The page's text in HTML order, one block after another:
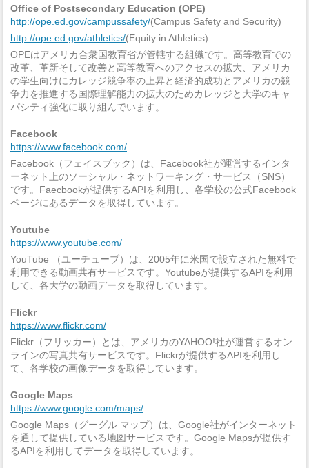
Office of Postsecondary Education (OPE)
http://ope.ed.gov/campussafety/(Campus Safety and Security)
http://ope.ed.gov/athletics/(Equity in Athletics)
OPEはアメリカ合衆国教育省が管轄する組織です。高等教育での
改革、革新そして改善と高等教育へのアクセスの拡大、アメリカ
の学生向けにカレッジ競争率の上昇と経済的成功とアメリカの競
争力を推進する国際理解能力の拡大のためカレッジと大学のキャ
パシティ強化に取り組んでいます。
Facebook
https://www.facebook.com/
Facebook（フェイスブック）は、Facebook社が運営するインタ
ーネット上のソーシャル・ネットワーキング・サービス（SNS）
です。Faecbookが提供するAPIを利用し、各学校の公式Facebook
ページにあるデータを取得しています。
Youtube
https://www.youtube.com/
YouTube （ユーチューブ）は、2005年に米国で設立された無料で
利用できる動画共有サービスです。Youtubeが提供するAPIを利用
して、各大学の動画データを取得しています。
Flickr
https://www.flickr.com/
Flickr（フリッカー）とは、アメリカのYAHOO!社が運営するオン
ラインの写真共有サービスです。Flickrが提供するAPIを利用し
て、各学校の画像データを取得しています。
Google Maps
https://www.google.com/maps/
Google Maps（グーグル マップ）は、Google社がインターネット
を通して提供している地図サービスです。Google Mapsが提供す
るAPIを利用してデータを取得しています。